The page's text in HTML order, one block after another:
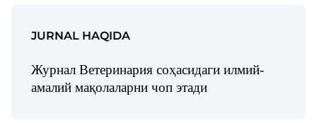
JURNAL HAQIDA
Журнал Ветеринария соҳасидаги илмий-
амалий мақолаларни чоп этади